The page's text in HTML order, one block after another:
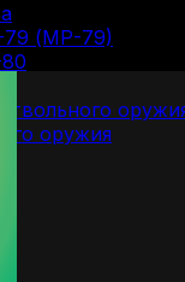
(МР-79)
оружия